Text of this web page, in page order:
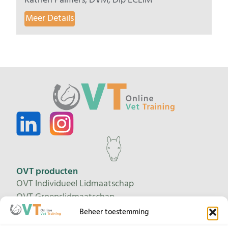
Beheer toestemming
Meer Details
OVT producten
OVT Individueel Lidmaatschap
OVT Groepslidmaatschap
Proeflidmaatschap